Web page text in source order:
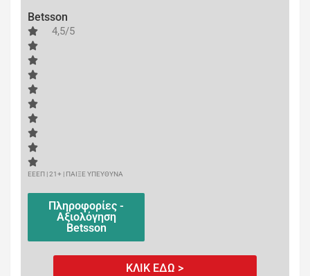
Betsson
4,5/5
ΕΕΕΠ | 21+ | ΠΑΙΞΕ ΥΠΕΥΘΥΝΑ
Πληροφορίες -
Αξιολόγηση
Betsson
ΚΛΙΚ ΕΔΩ >